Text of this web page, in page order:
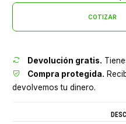
COTIZAR
Devolución gratis.
Compra protegida.
devolvemos tu dinero.